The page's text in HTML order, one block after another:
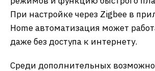
При настройке через Zigbee в
Home автоматизация может
даже без доступа к интернету.
​Среди дополнительных